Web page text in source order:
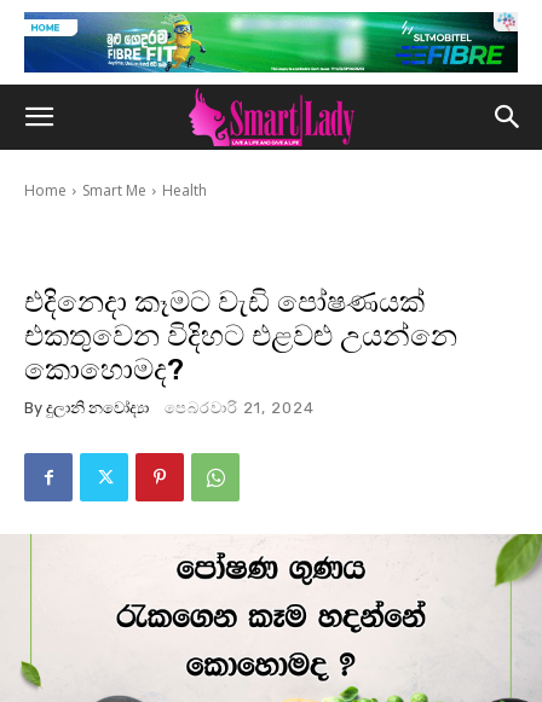
Home Smart Me Health
එදිනෙදා කෑමට වැඩි පෝෂණයක්
එකතුවෙන විදිහට එළවළු උයන්නෙ
කොහොමද?
By දුලානි නවෝද්‍යා පෙබරවාරි 21, 2024